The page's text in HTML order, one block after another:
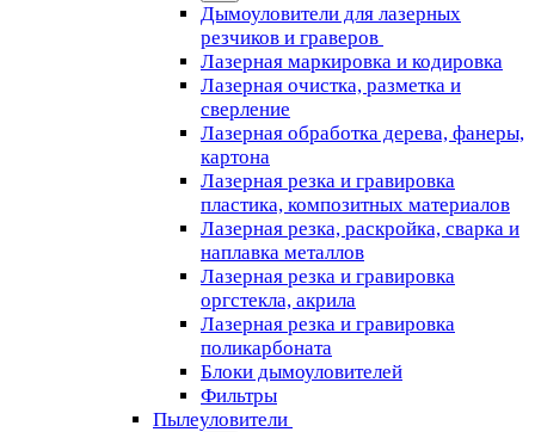
Дымоуловители для лазерных
резчиков и граверов
Лазерная маркировка и кодировка
Лазерная очистка, разметка и
сверление
Лазерная обработка дерева, фанеры,
картона
Лазерная резка и гравировка
пластика, композитных материалов
Лазерная резка, раскройка, сварка и
наплавка металлов
Лазерная резка и гравировка
оргстекла, акрила
Лазерная резка и гравировка
поликарбоната
Блоки дымоуловителей
Фильтры
Пылеуловители